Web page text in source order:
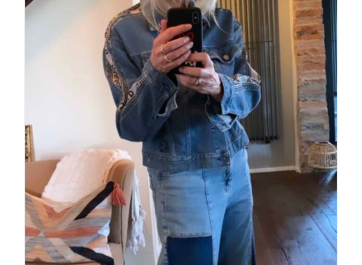
Denim Total spring 2023